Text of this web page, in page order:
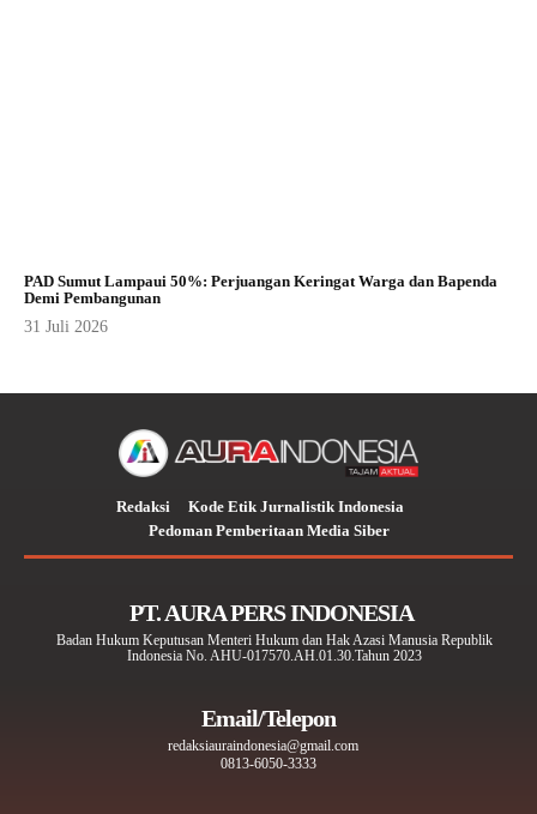
PAD Sumut Lampaui 50%: Perjuangan Keringat Warga dan Bapenda
Demi Pembangunan
31 Juli 2026
Redaksi
Kode Etik Jurnalistik Indonesia
Pedoman Pemberitaan Media Siber
PT. AURA PERS INDONESIA
Badan Hukum Keputusan Menteri Hukum dan Hak Azasi Manusia Republik
Indonesia No. AHU-017570.AH.01.30.Tahun 2023
Email/Telepon
redaksiauraindonesia@gmail.com
0813-6050-3333